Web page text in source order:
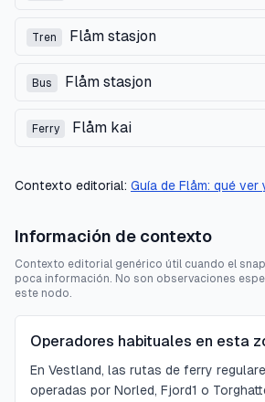
Tren Flåm stasjon
Bus Flåm stasjon
Ferry Flåm kai
Contexto editorial: Guía de Flåm: qué
Información de contexto
Contexto editorial genérico útil cuando el
poca información. No son observaciones
este nodo.
Operadores habituales en esta
En Vestland, las rutas de ferry
operadas por Norled, Fjord1 o